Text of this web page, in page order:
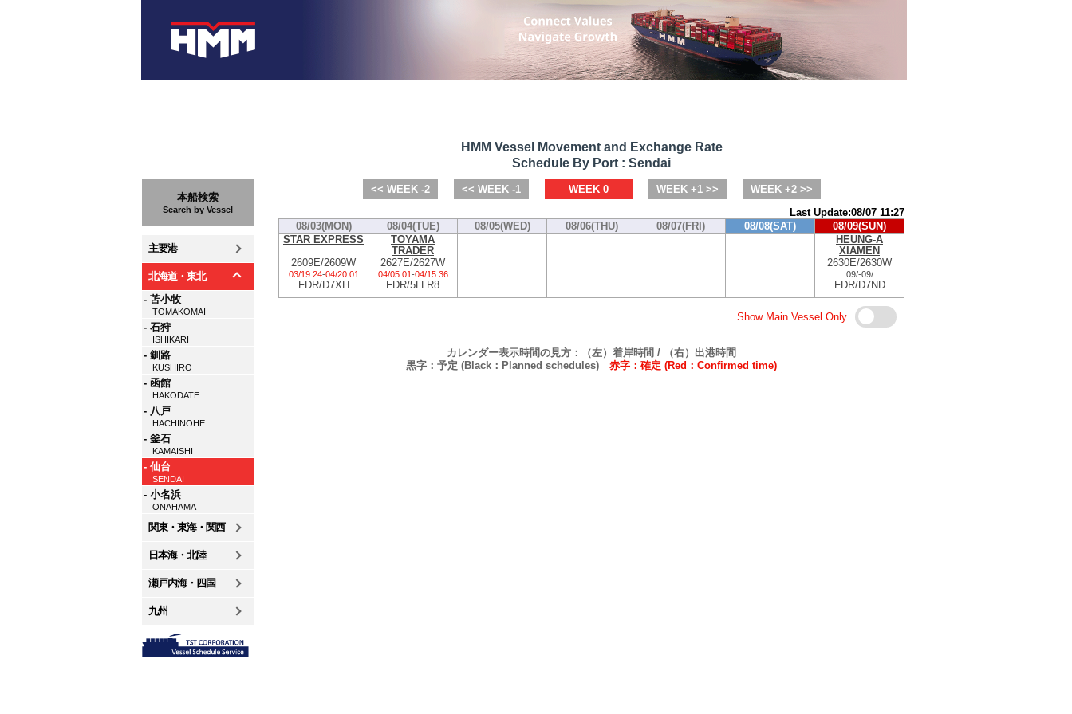
本船検索
Search by Vessel
主要港
北海道・東北
- 苫小牧
TOMAKOMAI
- 石狩
ISHIKARI
- 釧路
KUSHIRO
- 函館
HAKODATE
- 八戸
HACHINOHE
- 釜石
KAMAISHI
- 仙台
SENDAI
- 小名浜
ONAHAMA
関東・東海・関西
日本海・北陸
瀬戸内海・四国
九州
HMM Vessel Movement and Exchange Rate
Schedule By Port : Sendai
<< WEEK -2 << WEEK -1 WEEK 0 WEEK +1 >>
WEEK +2 >>
Last Update:08/07 11:27
08/03(MON)
08/04(TUE) 08/05(WED) 08/06(THU) 08/07(FRI) 08/08(SAT)
08/09(SUN)
STAR EXPRESS
2609E/2609W
03/19:24-04/20:01
FDR/D7XH
TOYAMA
TRADER
2627E/2627W
04/05:01-04/15:36
FDR/5LLR8
HEUNG-A
XIAMEN
2630E/2630W
09/-09/
FDR/D7ND
Show Main Vessel Only
カレンダー表示時間の見方：（左）着岸時間 / （右）出港時間
黒字：予定 (Black：Planned schedules) 赤字：確定 (Red：Confirmed time)